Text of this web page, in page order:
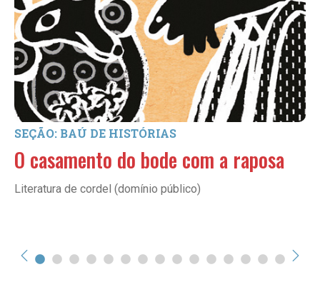
SEÇÃO: BAÚ DE HISTÓRIAS
O casamento do bode com a raposa
Literatura de cordel (domínio público)